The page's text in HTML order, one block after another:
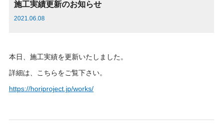
施工実績更新のお知らせ
2021.06.08
本日、施工実績を更新いたしました。
詳細は、こちらをご覧下さい。
https://horiproject.jp/works/